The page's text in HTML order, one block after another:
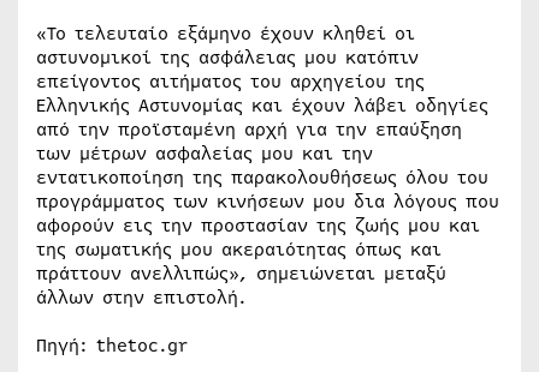
«Το τελευταίο εξάμηνο έχουν κληθεί οι
αστυνομικοί της ασφάλειας μου κατόπιν
επείγοντος αιτήματος του αρχηγείου της
Ελληνικής Αστυνομίας και έχουν λάβει οδηγίες
από την προϊσταμένη αρχή για την επαύξηση
των μέτρων ασφαλείας μου και την
εντατικοποίηση της παρακολουθήσεως όλου του
προγράμματος των κινήσεων μου δια λόγους που
αφορούν εις την προστασίαν της ζωής μου και
της σωματικής μου ακεραιότητας όπως και
πράττουν ανελλιπώς», σημειώνεται μεταξύ
άλλων στην επιστολή.
Πηγή: thetoc.gr